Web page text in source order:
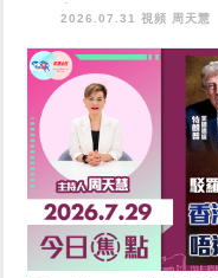
權！
2026.07.31 視頻 周天慧